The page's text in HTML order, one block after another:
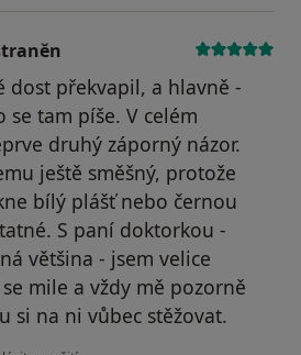
dost překvapil, a hlavně -
se tam píše. V celém
druhý záporný názor.
ještě směšný, protože
bílý plášť nebo černou
S paní doktorkou -
většina - jsem velice
mile a vždy mě pozorně
si na ni vůbec stěžovat.
názoru uživatele Váš účet byl odstraněn